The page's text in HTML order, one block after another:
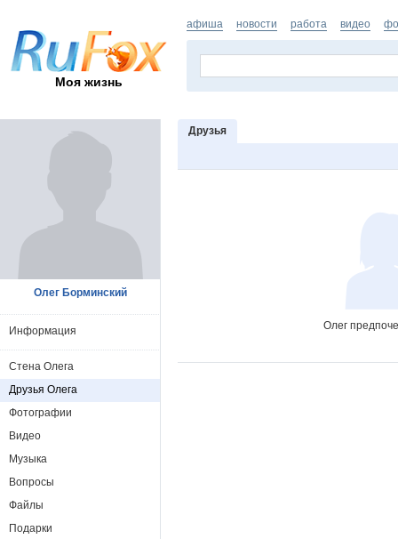
Моя жизнь
афиша новости работа видео
Друзья
Олег
Олег Борминский
Информация
Стена Олега
Друзья Олега
Фотографии
Видео
Музыка
Вопросы
Файлы
Подарки